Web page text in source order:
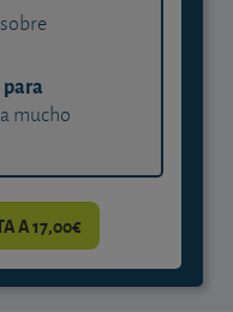
sobre
mucho
A 17,00€